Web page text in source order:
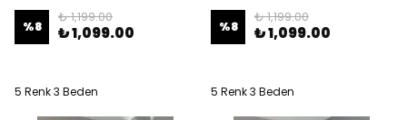
%8
₺ 1,199.00
₺ 1,099.00
5 Renk 3 Beden
%8
₺ 1,199.00
₺ 1,099.00
5 Renk 3 Beden